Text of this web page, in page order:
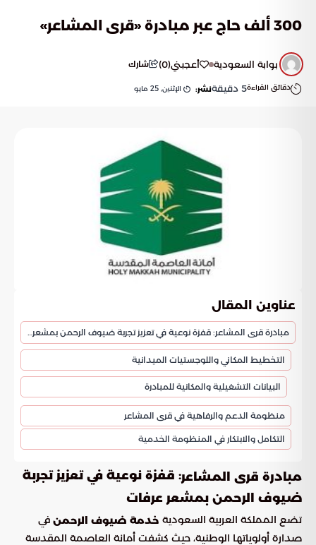
300 ألف حاج عبر مبادرة «قرى المشاعر»
بوابة السعودية أعجبني(
0
) شارك
دقائق القراءة5 دقيقةنشر: الإثنين, 25 مايو
عناوين المقال
مبادرة قرى المشاعر: قفزة نوعية في تعزيز تجربة ضيوف الرحمن بمشعر عرفات
التخطيط المكاني واللوجستيات الميدانية
البيانات التشغيلية والمكانية للمبادرة
منظومة الدعم والرفاهية في قرى المشاعر
التكامل والابتكار في المنظومة الخدمية
مبادرة قرى المشاعر: قفزة نوعية في تعزيز تجربة
ضيوف الرحمن بمشعر عرفات
تضع المملكة العربية السعودية خدمة ضيوف الرحمن في
صدارة أولوياتها الوطنية، حيث كشفت أمانة العاصمة المقدسة